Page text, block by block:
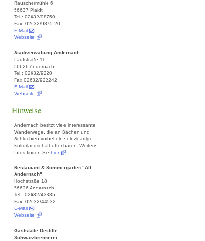
Rauschermühle 6
56637 Plaidt
Tel.: 02632/98750
Fax: 02632/9875-20
E-Mail
Webseite
Stadtverwaltung Andernach
Läufstraße 11
56626 Andernach
Tel.: 02632/9220
Fax 02632/922242
E-Mail
Webseite
Hinweise
Andernach besitzt viele interessante
Wanderwege, die an Bächen und
Schluchten vorbei eine einzigartige
Kulturlandschaft offenbaren. Weitere
Infos finden Siehier
Restaurant & Sommergarten "Alt
Andernach"
Hochstraße 18
56626 Andernach
Tel.: 02632/43385
Fax: 02632/44532
E-Mail
Webseite
Gaststätte Destille
Schwarzbrennerei